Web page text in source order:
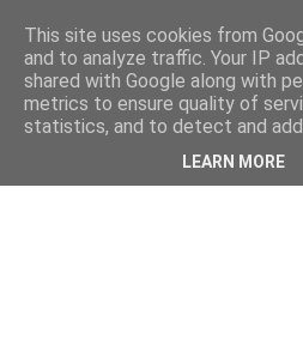
This site uses cookies from
and to analyze traffic. Your IP
shared with Google along with
metrics to ensure quality of
statistics, and to detect and
LEARN MORE